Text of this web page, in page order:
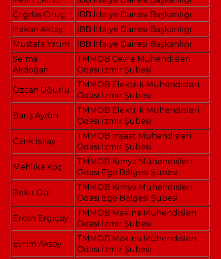
Çağdaş Oruç
İBB İtfaiye Dairesi Başkanlığı
Hakan Aktaş
İBB İtfaiye Dairesi Başkanlığı
Mustafa Yatım
İBB İtfaiye Dairesi Başkanlığı
Selma
Akdoğan
TMMOB Çevre Mühendisleri
Odası İzmir Şubesi
Özcan Uğurlu
TMMOB Elektrik Mühendisleri
Odası İzmir Şubesi
Barış Aydın
TMMOB Elektrik Mühendisleri
Odası İzmir Şubesi
Cenk Işılay
TMMOB İnşaat Mühendisleri
Odası İzmir Şubesi
Mehlika Koç
TMMOB Kimya Mühendisleri
Odası Ege Bölgesi Şubesi
Bekir Gül
TMMOB Kimya Mühendisleri
Odası Ege Bölgesi Şubesi
Ercan Ergiçay
TMMOB Makina Mühendisleri
Odası İzmir Şubesi
Evrim Aksoy
TMMOB Makina Mühendisleri
Odası İzmir Şubesi